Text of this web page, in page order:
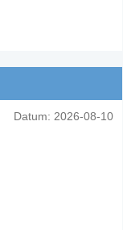
Datum: 2026-08-10